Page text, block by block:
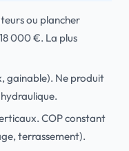
ou plancher
000 €. La plus
gainable). Ne produit
COP constant
terrassement).